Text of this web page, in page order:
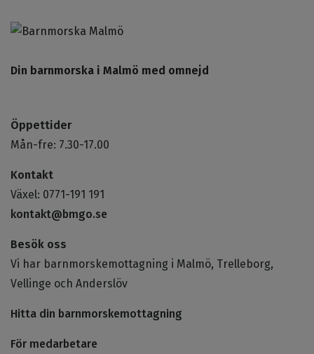
Din barnmorska i Malmö med omnejd
Öppettider
Mån-fre: 7.30-17.00
Kontakt
Växel: 0771-191 191
kontakt@bmgo.se
Besök oss
Vi har barnmorskemottagning i Malmö, Trelleborg,
Vellinge och Anderslöv
Hitta din barnmorskemottagning
För medarbetare